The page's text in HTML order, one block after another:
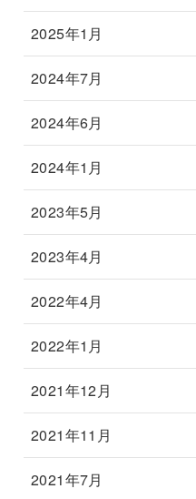
2025年1月
2024年7月
2024年6月
2024年1月
2023年5月
2023年4月
2022年4月
2022年1月
2021年12月
2021年11月
2021年7月